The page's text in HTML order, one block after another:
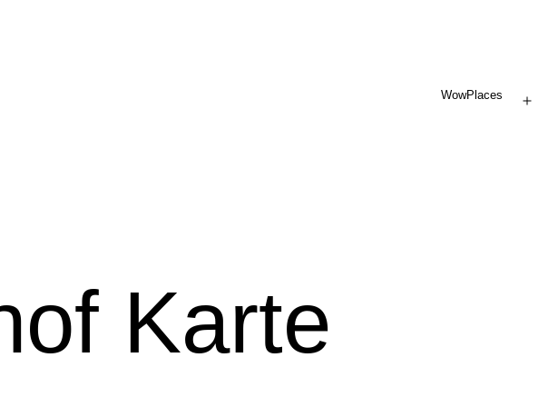
WowPlaces
Karte